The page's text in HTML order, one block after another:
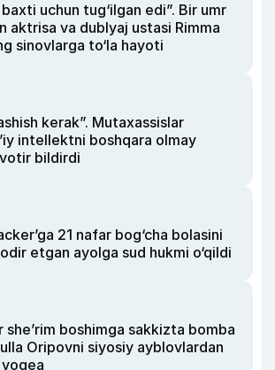
uchun tug‘ilgan edi”. Bir umr
aktrisa va dublyaj ustasi Rimma
sinovlarga to‘la hayoti
kerak”. Mutaxassislar
intellektni boshqara olmay
bildirdi
21 nafar bog‘cha bolasini
etgan ayolga sud hukmi o‘qildi
she’rim boshimga sakkizta bomba
Oripovni siyosiy ayblovlardan